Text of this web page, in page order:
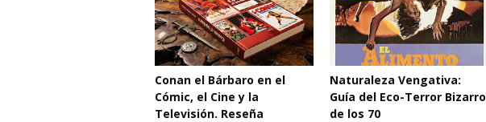
Conan el Bárbaro en el
Cómic, el Cine y la
Televisión. Reseña
Naturaleza Vengativa:
Guía del Eco-Terror Bizarro
de los 70